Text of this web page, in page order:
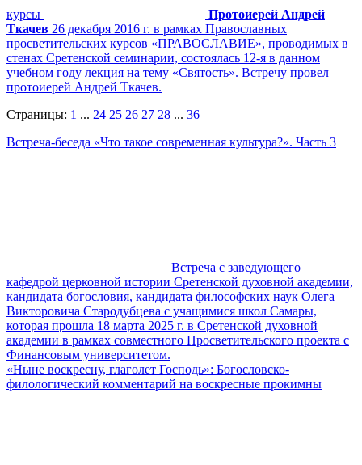
курсы
Протоиерей Андрей
Ткачев 26 декабря 2016 г. в рамках Православных
просветительских курсов «ПРАВОСЛАВИЕ», проводимых в
стенах Сретенской семинарии, состоялась 12-я в данном
учебном году лекция на тему «Святость». Встречу провел
протоиерей Андрей Ткачев.
Страницы: 1 ... 24 25 26 27 28 ... 36
Встреча-беседа «Что такое современная культура?». Часть 3
Встреча с заведующего
кафедрой церковной истории Сретенской духовной академии,
кандидата богословия, кандидата философских наук Олега
Викторовича Стародубцева с учащимися школ Самары,
которая прошла 18 марта 2025 г. в Сретенской духовной
академии в рамках совместного Просветительского проекта с
Финансовым университетом.
«Ныне воскресну, глаголет Господь»: Богословско-
филологический комментарий на воскресные прокимны